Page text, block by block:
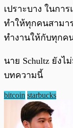
เปราะบาง ในกา
ทำให้ทุกคนสามา
ทำงานให้กับทุกค
นาย Schultz ยัง
บทความนี้
bitcoin starbucks